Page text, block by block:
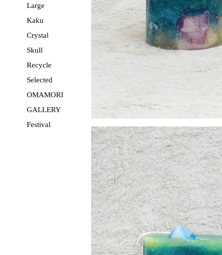
Large
Kaku
Crystal
Skull
Recycle
Selected
OMAMORI
GALLERY
Festival